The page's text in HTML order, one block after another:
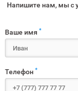
Напишите нам, мы с
Ваше имя *
Телефон *